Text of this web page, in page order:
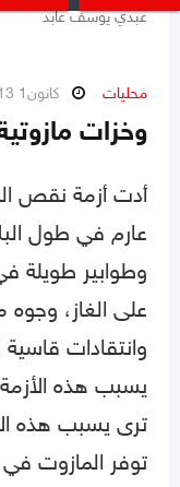
عبدي يوسف عابد
محليات كانون1 13, 2011
وخزات
أدت أزمة نقص
عارم في طول
وطوابير طويلة
على الغاز،
وانتقادات
يسبب هذه
ترى يسبب هذه
توفر المازوت في